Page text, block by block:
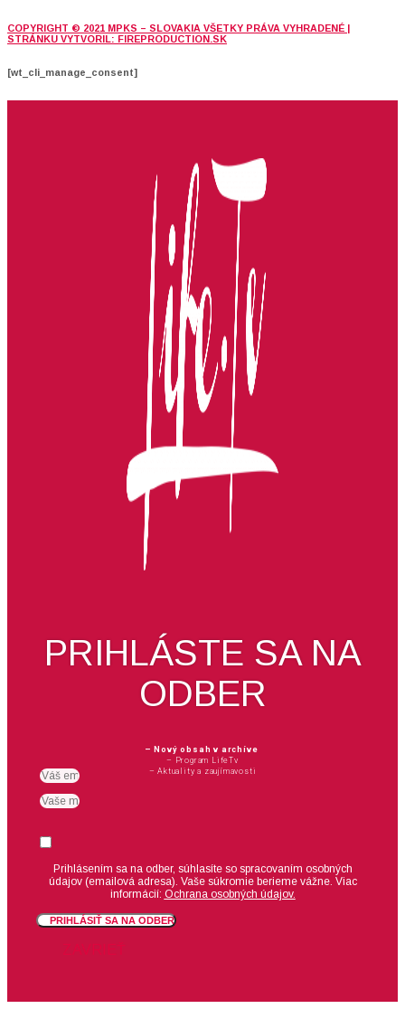
COPYRIGHT © 2021 MPKS – SLOVAKIA VŠETKY PRÁVA VYHRADENÉ |
STRÁNKU VYTVORIL: FIREPRODUCTION.SK
[wt_cli_manage_consent]
PRIHLÁSTE SA NA
ODBER
– Nový obsah v archíve
– Program LifeTv
– Aktuality a zaujímavosti
Prihlásením sa na odber, súhlasíte so spracovaním osobných
údajov (emailová adresa). Vaše súkromie berieme vážne. Viac
informácií: Ochrana osobných údajov.
PRIHLÁSIŤ SA NA ODBER